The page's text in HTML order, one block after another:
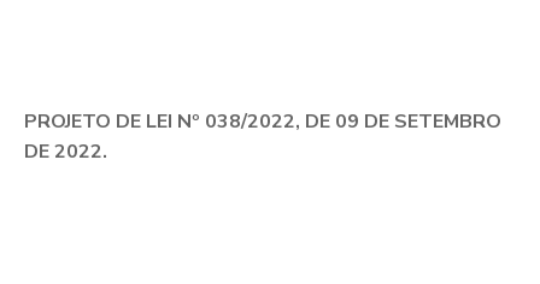
PROJETO DE LEI Nº 038/2022, DE 09 DE SETEMBRO
DE 2022.